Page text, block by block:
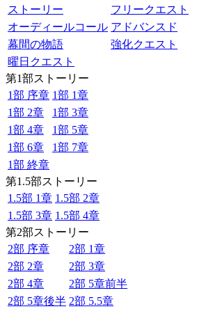
ストーリー
フリークエスト
オーディールコール アドバンスド
幕間の物語
強化クエスト
曜日クエスト
第1部ストーリー
1部 序章 1部 1章
1部 2章
1部 3章
1部 4章
1部 5章
1部 6章
1部 7章
1部 終章
第1.5部ストーリー
1.5部 1章 1.5部 2章
1.5部 3章 1.5部 4章
第2部ストーリー
2部 序章
2部 1章
2部 2章
2部 3章
2部 4章
2部 5章前半
2部 5章後半 2部 5.5章